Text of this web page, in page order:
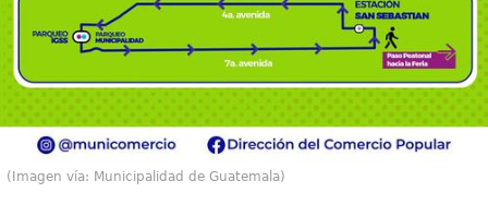
(Imagen vía: Municipalidad de Guatemala)